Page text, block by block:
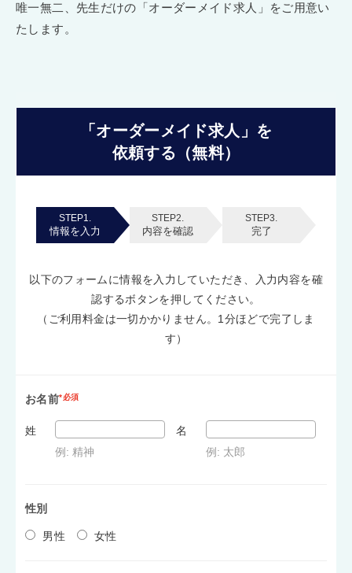
唯一無二、先生だけの「オーダーメイド求人」をご用意い
たします。
「オーダーメイド求人」を
依頼する（無料）
STEP1.
情報を入力
STEP2.
内容を確認
STEP3.
完了
以下のフォームに情報を入力していただき、入力内容を確
認するボタンを押してください。
（ご利用料金は一切かかりません。1分ほどで完了しま
す）
お名前*必須
姓
例: 精神
名
例: 太郎
性別
男性 女性